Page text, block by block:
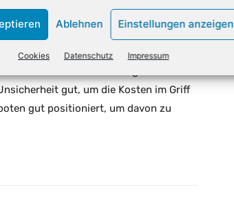
Ablehnen Einstellungen anzeigen
Cookies Datenschutz Impressum
sich für die Wirtschaftslage zu rüsten,
mit Rechenleistung, Software
gut, um die Kosten im Griff
gut positioniert, um davon zu